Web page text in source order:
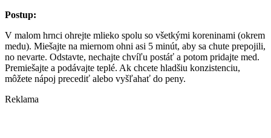
Postup:
V malom hrnci ohrejte mlieko spolu so všetkými koreninami (okrem
medu). Miešajte na miernom ohni asi 5 minút, aby sa chute prepojili,
no nevarte. Odstavte, nechajte chvíľu postáť a potom pridajte med.
Premiešajte a podávajte teplé. Ak chcete hladšiu konzistenciu,
môžete nápoj precediť alebo vyšľahať do peny.
Reklama